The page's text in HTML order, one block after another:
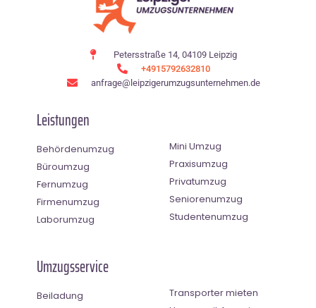
Petersstraße 14, 04109 Leipzig
+4915792632810
anfrage@leipzigerumzugsunternehmen.de
Leistungen
Behördenumzug
Büroumzug
Fernumzug
Firmenumzug
Laborumzug
Mini Umzug
Praxisumzug
Privatumzug
Seniorenumzug
Studentenumzug
Umzugsservice
Beiladung
Transporter mieten